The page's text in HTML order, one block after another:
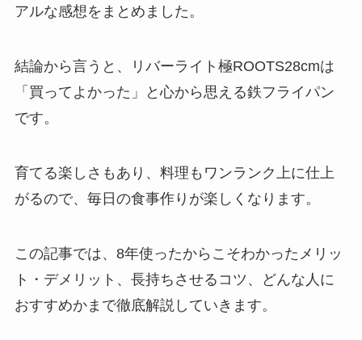
アルな感想をまとめました。
結論から言うと、リバーライト極ROOTS28cmは
「買ってよかった」と心から思える鉄フライパン
です。
育てる楽しさもあり、料理もワンランク上に仕上
がるので、毎日の食事作りが楽しくなります。
この記事では、8年使ったからこそわかったメリッ
ト・デメリット、長持ちさせるコツ、どんな人に
おすすめかまで徹底解説していきます。